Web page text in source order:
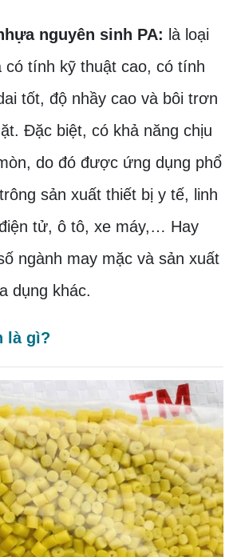
nguyên sinh PA: là loại
có tính kỹ thuật cao, có tính
tốt, độ nhầy cao và bôi trơn
Đặc biệt, có khả năng chịu
do đó được ứng dụng phổ
sản xuất thiết bị y tế, linh
tử, ô tô, xe máy,… Hay
ngành may mặc và sản xuất
dụng khác.
là gì?